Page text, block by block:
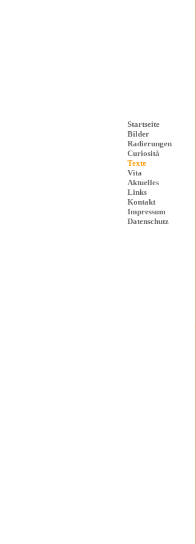
Startseite
Bilder
Radierungen
Curiosità
Texte
Vita
Aktuelles
Links
Kontakt
Impressum
Datenschutz